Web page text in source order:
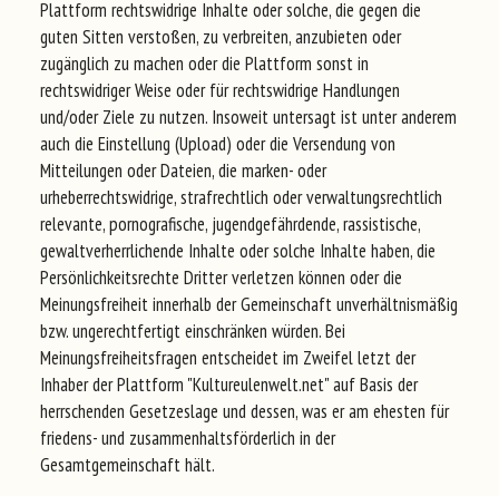
Plattform rechtswidrige Inhalte oder solche, die gegen die
guten Sitten verstoßen, zu verbreiten, anzubieten oder
zugänglich zu machen oder die Plattform sonst in
rechtswidriger Weise oder für rechtswidrige Handlungen
und/oder Ziele zu nutzen. Insoweit untersagt ist unter anderem
auch die Einstellung (Upload) oder die Versendung von
Mitteilungen oder Dateien, die marken- oder
urheberrechtswidrige, strafrechtlich oder verwaltungsrechtlich
relevante, pornografische, jugendgefährdende, rassistische,
gewaltverherrlichende Inhalte oder solche Inhalte haben, die
Persönlichkeitsrechte Dritter verletzen können oder die
Meinungsfreiheit innerhalb der Gemeinschaft unverhältnismäßig
bzw. ungerechtfertigt einschränken würden. Bei
Meinungsfreiheitsfragen entscheidet im Zweifel letzt der
Inhaber der Plattform "Kultureulenwelt.net" auf Basis der
herrschenden Gesetzeslage und dessen, was er am ehesten für
friedens- und zusammenhaltsförderlich in der
Gesamtgemeinschaft hält.